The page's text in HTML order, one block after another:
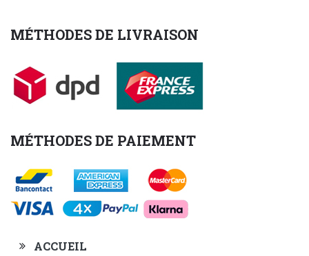
MÉTHODES DE LIVRAISON
MÉTHODES DE PAIEMENT
ACCUEIL